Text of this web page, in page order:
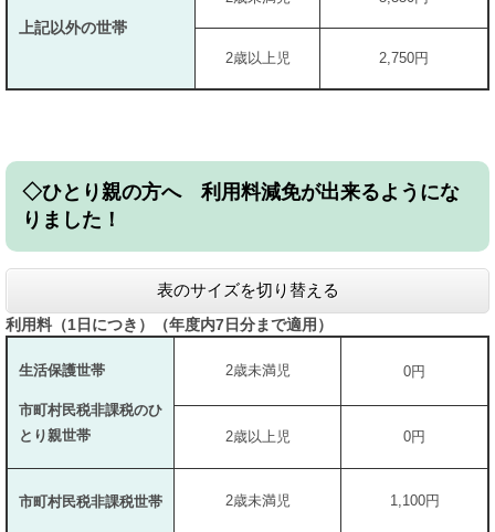
上記以外の世帯
2歳以上児 2,750円
◇ひとり親の方へ 利用料減免が出来るようにな
りました！
表のサイズを切り替える
利用料（1日につき）（年度内7日分まで適用）
生活保護世帯
市町村民税非課税のひ
とり親世帯
2歳未満児 0円
2歳以上児 0円
市町村民税非課税世帯 2歳未満児 1,100円